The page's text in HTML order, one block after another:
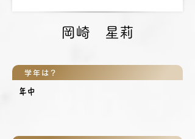
岡崎 星莉
学年は？
年中